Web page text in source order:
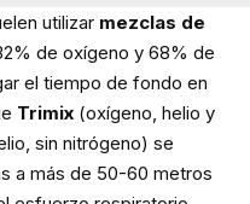
utilizar mezclas de
de oxígeno y 68% de
el tiempo de fondo en
Trimix (oxígeno, helio y
sin nitrógeno) se
a más de 50-60 metros